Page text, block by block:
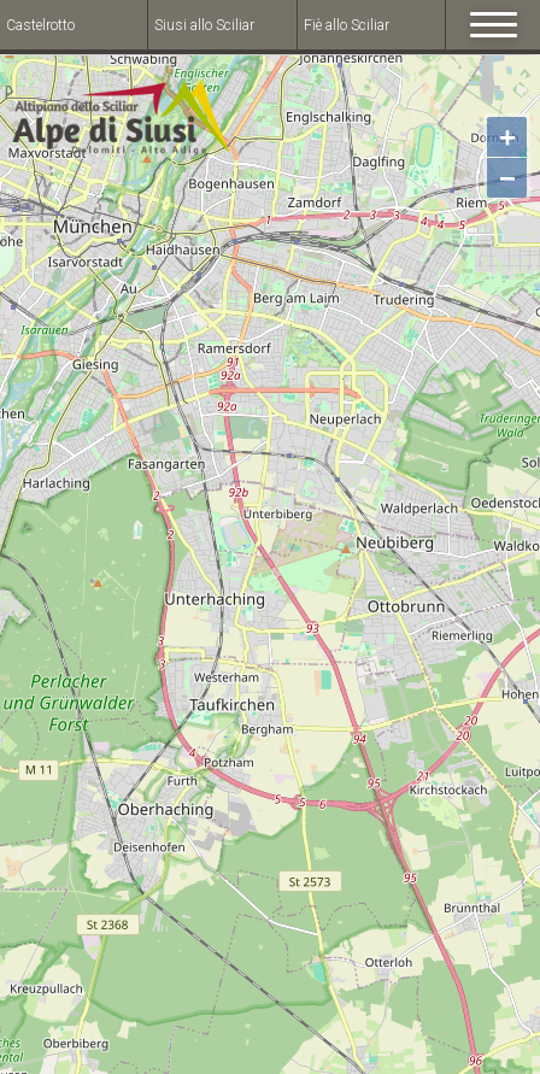
Castelrotto Siusi allo Sciliar Fiè allo Sciliar
+
−